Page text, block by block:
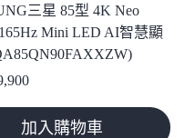
三星 85型 4K Neo
Mini LED AI智慧顯
加入購物車